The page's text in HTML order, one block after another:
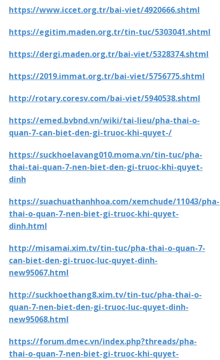
https://www.iccet.org.tr/bai-viet/4920666.shtml
https://egitim.maden.org.tr/tin-tuc/5303041.shtml
https://dergi.maden.org.tr/bai-viet/5328374.shtml
https://2019.immat.org.tr/bai-viet/5756775.shtml
http://rotary.coresv.com/bai-viet/5940538.shtml
https://emed.bvbnd.vn/wiki/tai-lieu/pha-thai-o-
quan-7-can-biet-den-gi-truoc-khi-quyet-/
https://suckhoelavang010.moma.vn/tin-tuc/pha-
thai-tai-quan-7-nen-biet-den-gi-truoc-khi-quyet-
dinh
https://suachuathanhhoa.com/xemchude/11043/pha-
thai-o-quan-7-nen-biet-gi-truoc-khi-quyet-
dinh.html
http://misamai.xim.tv/tin-tuc/pha-thai-o-quan-7-
can-biet-den-gi-truoc-luc-quyet-dinh-
new95067.html
http://suckhoethang8.xim.tv/tin-tuc/pha-thai-o-
quan-7-nen-biet-den-gi-truoc-luc-quyet-dinh-
new95068.html
https://forum.dmec.vn/index.php?threads/pha-
thai-o-quan-7-nen-biet-gi-truoc-khi-quyet-